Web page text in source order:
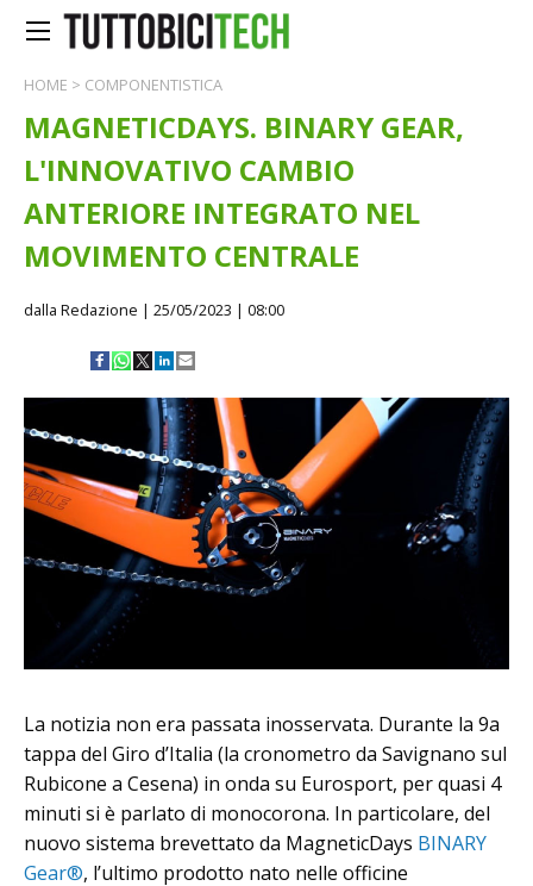
HOME > COMPONENTISTICA
MAGNETICDAYS. BINARY GEAR,
L'INNOVATIVO CAMBIO
ANTERIORE INTEGRATO NEL
MOVIMENTO CENTRALE
dalla Redazione | 25/05/2023 | 08:00
La notizia non era passata inosservata. Durante la 9a
tappa del Giro d’Italia (la cronometro da Savignano sul
Rubicone a Cesena) in onda su Eurosport, per quasi 4
minuti si è parlato di monocorona. In particolare, del
nuovo sistema brevettato da MagneticDays BINARY
Gear®, l’ultimo prodotto nato nelle officine